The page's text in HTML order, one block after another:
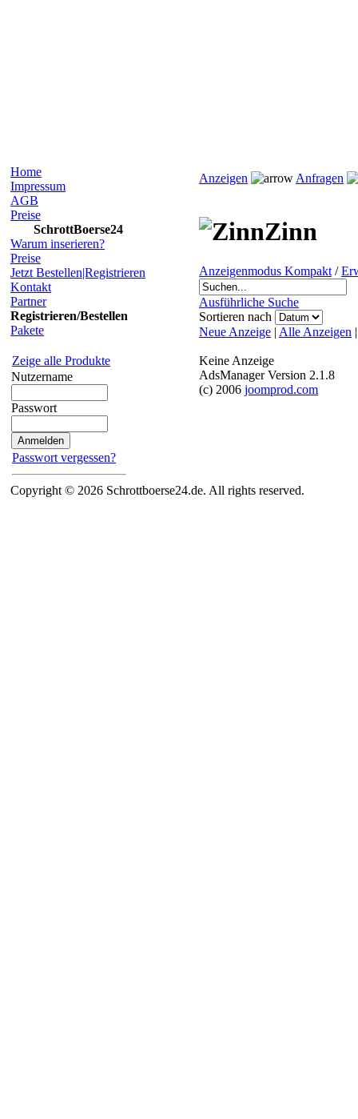
Home
Impressum
AGB
Preise
SchrottBoerse24
Warum inserieren?
Preise
Jetzt Bestellen|Registrieren
Kontakt
Partner
Registrieren/Bestellen
Pakete
Zeige alle Produkte
Nutzername
Passwort
Passwort vergessen?
Anzeigen Anfragen
Zinn
Anzeigenmodus Kompakt /
Ausführliche Suche
Sortieren nach
Neue Anzeige | Alle Anzeigen
Keine Anzeige
AdsManager Version 2.1.8
(c) 2006 joomprod.com
Copyright © 2026 Schrottboerse24.de. All rights reserved.